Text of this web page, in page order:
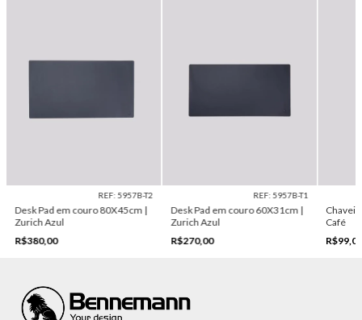
REF: 5957B-T2
Desk Pad em couro 80X45cm |
Zurich Azul
R$380,00
REF: 5957B-T1
Desk Pad em couro 60X31cm |
Zurich Azul
R$270,00
Café